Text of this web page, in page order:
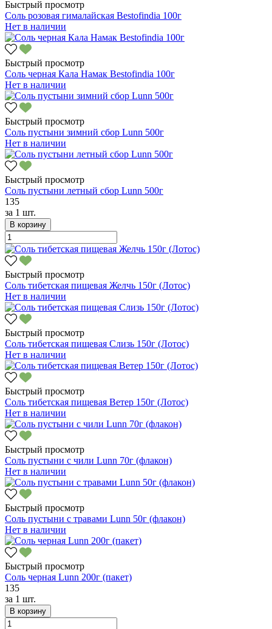
Быстрый просмотр
Соль розовая гималайская Bestofindia 100г
Нет в наличии
Быстрый просмотр
Соль черная Кала Намак Bestofindia 100г
Нет в наличии
Быстрый просмотр
Соль пустыни зимний сбор Lunn 500г
Нет в наличии
Быстрый просмотр
Соль пустыни летный сбор Lunn 500г
135
за 1 шт.
В корзину
Быстрый просмотр
Соль тибетская пищевая Желчь 150г (Лотос)
Нет в наличии
Быстрый просмотр
Соль тибетская пищевая Слизь 150г (Лотос)
Нет в наличии
Быстрый просмотр
Соль тибетская пищевая Ветер 150г (Лотос)
Нет в наличии
Быстрый просмотр
Соль пустыни с чили Lunn 70г (флакон)
Нет в наличии
Быстрый просмотр
Соль пустыни с травами Lunn 50г (флакон)
Нет в наличии
Быстрый просмотр
Соль черная Lunn 200г (пакет)
135
за 1 шт.
В корзину